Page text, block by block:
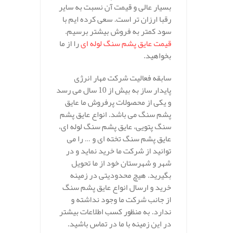
بسیار عالی و قیمت آن نسبت به سایر
رقبا ارزان تر است. سعی کرده ایم با
سود کمتر به فروش بیشتر برسیم.
قیمت عایق پشم سنگ لوله ایرا از ما
بخواهید.
سابقه فعالیت شرکت مهار انرژی
پایدار ساز به بیش از 10 سال می رسد
و یکی از محصولات پرفروش ما عایق
پشم سنگ می باشد. انواع عایق پشم
سنگ پتویی، عایق پشم سنگ لوله ای،
عایق پشم سنگ تخته ای و … را می
توانید از شرکت ما خرید نماید و در
شهر و شهرستان خود از ما تحویل
بگیرید. هیچ محدودیتی در زمینه
خرید و ارسال انواع عایق پشم سنگ
از جانب شرکت ما وجود نداشته و
ندارد. به منظور کسب اطلاعات بیشتر
در این زمینه با ما در تماس باشید.